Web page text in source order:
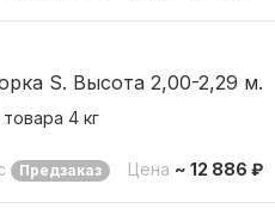
S. Высота 2,00-2,29 м.
4 кг
Предзаказ Цена ~ 12 886 ₽